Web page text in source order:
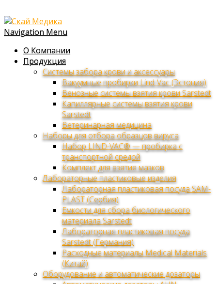
Navigation Menu
О Компании
Продукция
Системы забора крови и аксессуары
Вакуумные пробирки Lind-Vac (Эстония)
Венозные системы взятия крови Sarstedt
Капиллярные системы взятия крови
Sarstedt
Ветеринарная медицина
Наборы для отбора образцов вируса
Набор LIND-VAC® — пробирка с
транспортной средой
Комплект для взятия мазков
Лабораторные пластиковые изделия
Лабораторная пластиковая посуда SAM-
PLAST (Сербия)
Емкости для сбора биологического
материала Sarstedt
Лабораторная пластиковая посуда
Sarstedt (Германия)
Расходные материалы Medical Materials
(Китай)
Оборудование и автоматические дозаторы